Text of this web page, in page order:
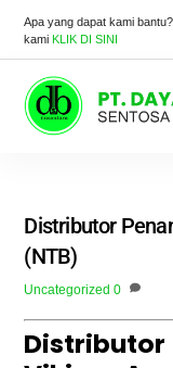
Apa yang dapat kami
kamiKLIK DI SINI
Distributor
(NTB)
Uncategorized 0